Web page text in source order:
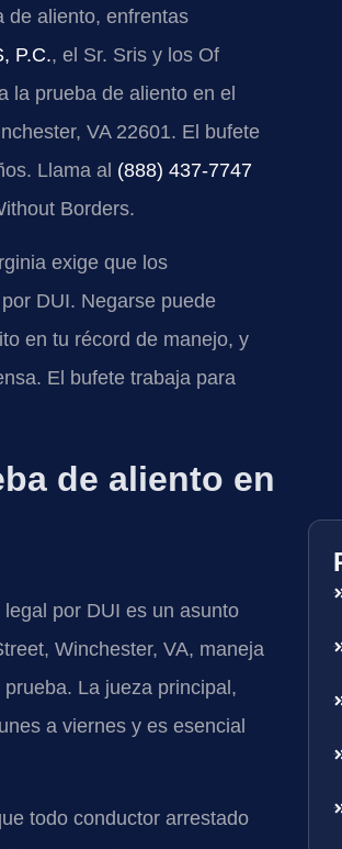
de aliento, enfrentas
P.C., el Sr. Sris y los Of
la prueba de aliento en el
VA 22601. El bufete
Llama al (888) 437-7747
Borders.
exige que los
DUI. Negarse puede
en tu récord de manejo, y
El bufete trabaja para
de aliento en
por DUI es un asunto
Winchester, VA, maneja
La jueza principal,
a viernes y es esencial
todo conductor arrestado